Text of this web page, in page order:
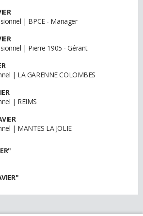
| BPCE - Manager
| Pierre 1905 - Gérant
| LA GARENNE COLOMBES
| REIMS
| MANTES LA JOLIE